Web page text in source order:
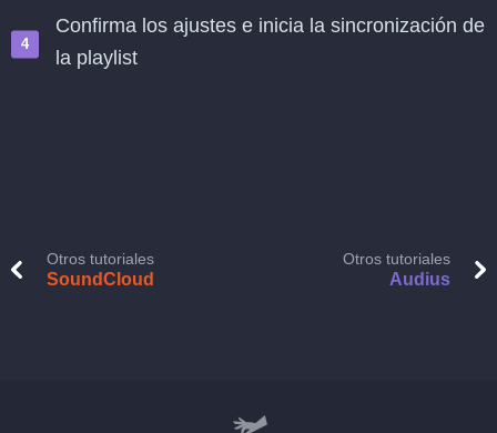
Confirma los ajustes e inicia la sincronización de
la playlist
Otros tutoriales
SoundCloud
Otros tutoriales
Audius